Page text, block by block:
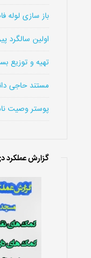
باز سازی لوله
اولین سالگرد
تهیه و توزیع
مستند حاجی
پوستر وصیت
گزارش عملکرد دی